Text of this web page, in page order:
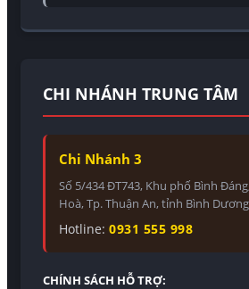
CHI NHÁNH TRUNG TÂM
Chi Nhánh 3
Số 5/434 ĐT743, Khu phố Bình
Hoà, Tp. Thuận An, tỉnh Bình Dương
Hotline: 0931 555 998
CHÍNH SÁCH HỖ TRỢ: